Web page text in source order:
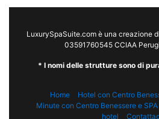
LuxurySpaSuite.com è una creazione
03591760545 CCIAA
* I nomi delle strutture sono di
Home Hotel con Centro
Minute con Centro Benessere e
hotel